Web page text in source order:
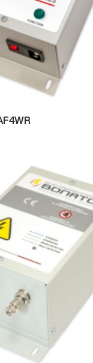
Continua
Barre antistatiche DC
Pistola DC
Testine DC
di pulizia
e Macchine pulitrici
AC
DC